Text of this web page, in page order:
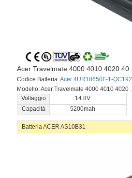
Codice Batteria:Acer 4UR18650F-1-QC192
Voltaggio
14.8V
Capacità
5200mah
Batteria ACER AS10B31